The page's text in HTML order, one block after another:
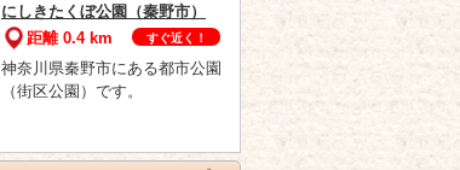
にしきたくぼ公園（秦野市）
距離 0.4 km
すぐ近く！
神奈川県秦野市にある都市公園
（街区公園）です。